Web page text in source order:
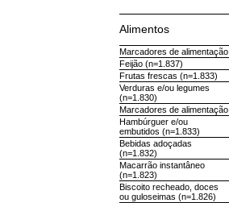
Alimentos
Marcadores de
Feijão (n=1.837)
Frutas frescas (n=1.833)
Verduras e/ou legumes
(n=1.830)
Marcadores de
Hambúrguer e/ou
embutidos (n=1.833)
Bebidas adoçadas
(n=1.832)
Macarrão instantâneo
(n=1.823)
Biscoito recheado, doces
ou guloseimas (n=1.826)